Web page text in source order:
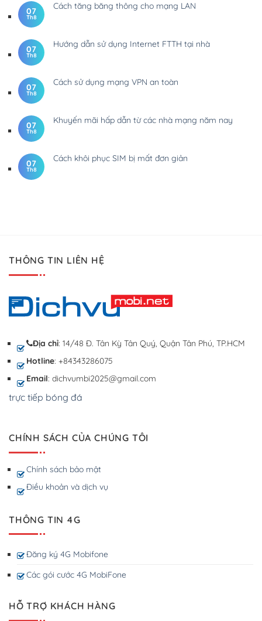
07
Th8
Cách tăng băng thông cho mạng LAN
07
Th8
Hướng dẫn sử dụng Internet FTTH tại nhà
07
Th8
Cách sử dụng mạng VPN an toàn
07
Th8
Khuyến mãi hấp dẫn từ các nhà mạng năm nay
07
Th8
Cách khôi phục SIM bị mất đơn giản
THÔNG TIN LIÊN HỆ
Địa chỉ: 14/48 Đ. Tân Kỳ Tân Quý, Quận Tân Phú, TP.HCM
Hotline: +84343286075
Email: dichvumbi2025@gmail.com
trực tiếp bóng đá
CHÍNH SÁCH CỦA CHÚNG TÔI
Chính sách bảo mật
Điều khoản và dịch vụ
THÔNG TIN 4G
Đăng ký 4G Mobifone
Các gói cước 4G MobiFone
HỖ TRỢ KHÁCH HÀNG